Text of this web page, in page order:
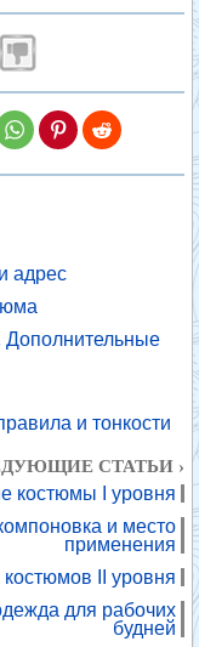
адрес
Дополнительные
и тонкости
СТАТЬИ ›
костюмы I уровня
и место
применения
II уровня
для рабочих
будней